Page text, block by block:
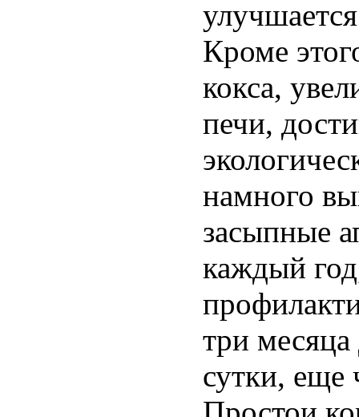
Кроме
кокса,
печи,
намного
засыпные
каждый
три месяца
сутки, еще